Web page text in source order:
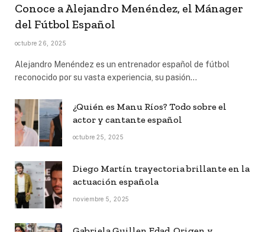
Conoce a Alejandro Menéndez, el Mánager
del Fútbol Español
octubre 26, 2025
Alejandro Menéndez es un entrenador español de fútbol
reconocido por su vasta experiencia, su pasión…
¿Quién es Manu Ríos? Todo sobre el
actor y cantante español
octubre 25, 2025
Diego Martín trayectoria brillante en la
actuación española
noviembre 5, 2025